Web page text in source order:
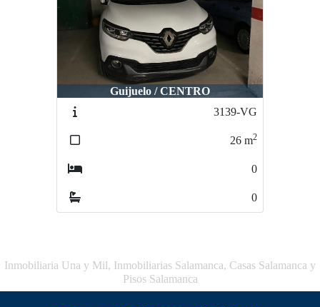
Guijuelo / CENTRO
3139-VG
26 m2
0
0
Inmobiliaria Una y Mil, Inmobiliarias Salamanca, Casas Salamanca y
Pisos Salamanca